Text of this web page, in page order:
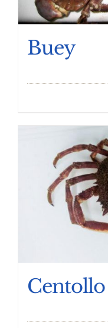
Buey
Centollo